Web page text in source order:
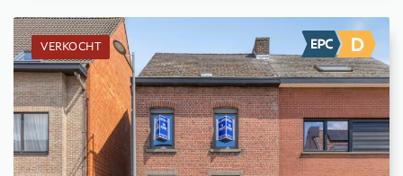
VERKOCHT
Verkocht: Eengezinswoning
2
570 m²